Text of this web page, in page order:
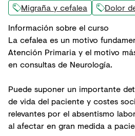
Migraña y cefalea
Dolor
Información sobre el curso
La cefalea es un motivo
Atención Primaria y el motivo
en consultas de Neurología.
Puede suponer un importante
de vida del paciente y costes
relevantes por el absentismo
al afectar en gran medida a